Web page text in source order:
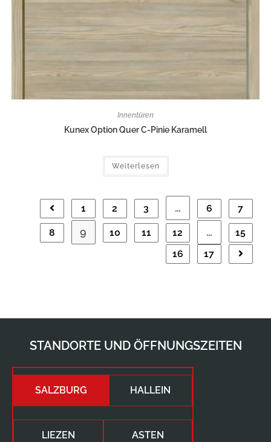
Innentüren
Kunex Option Quer C-Pinie Karamell
Weiterlesen
1 2 3 … 6 7
8 9 10 11 12 …
15
16
17
STANDORTE UND ÖFFNUNGSZEITEN
SALZBURG HALLEIN
LIEZEN ASTEN